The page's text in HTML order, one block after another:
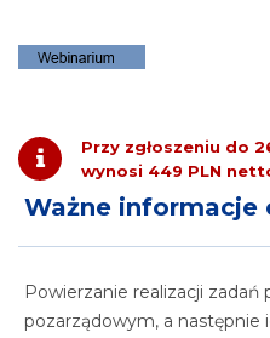
Przy zgłoszeniu do
wynosi 449 PLN
Ważne informacje
Powierzanie realizacji
pozarządowym, a następnie